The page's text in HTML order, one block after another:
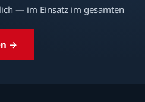
— im Einsatz im gesamten
→